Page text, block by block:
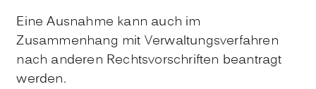
Eine Ausnahme kann auch im
Zusammenhang mit Verwaltungsverfahren
nach anderen Rechtsvorschriften beantragt
werden.